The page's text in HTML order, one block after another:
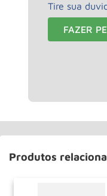
Tire sua
FAZER
Produtos